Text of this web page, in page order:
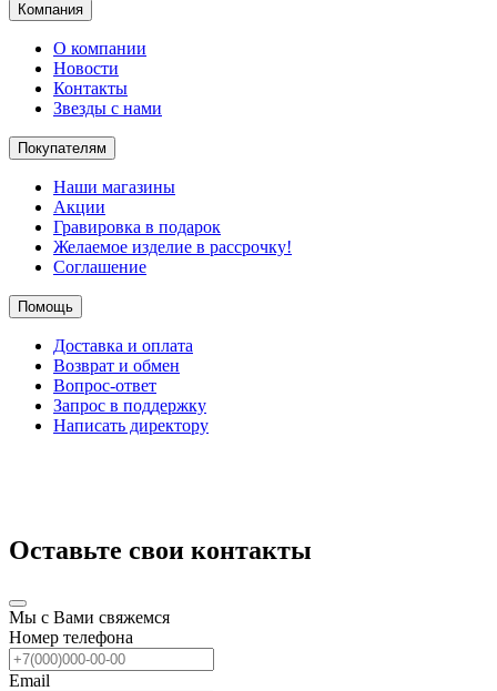
Компания
О компании
Новости
Контакты
Звезды с нами
Покупателям
Наши магазины
Акции
Гравировка в подарок
Желаемое изделие в рассрочку!
Соглашение
Помощь
Доставка и оплата
Возврат и обмен
Вопрос-ответ
Запрос в поддержку
Написать директору
Оставьте свои контакты
Мы с Вами свяжемся
Номер телефона
Email